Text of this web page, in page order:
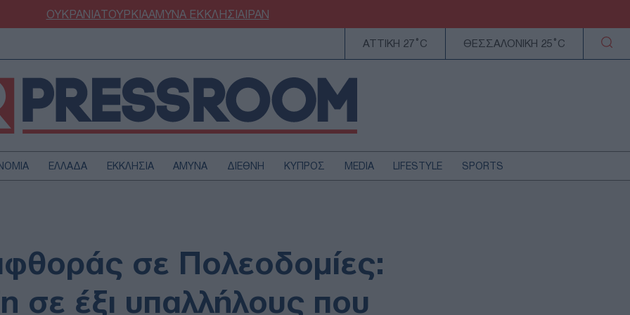
ΟΥΚΡΑΝΙΑΤΟΥΡΚΙΑΑΜΥΝΑΕΚΚΛΗΣΙΑΙΡΑΝ
ΑΤΤΙΚΗ 27°C ΘΕΣΣΑΛΟΝΙΚΗ 25°C
ΕΛΛΑΔΑ ΕΚΚΛΗΣΙΑ ΑΜΥΝΑ ΔΙΕΘΝΗ ΚΥΠΡΟΣ MEDIA LIFESTYLE SPORTS
ΥΓΕΙΑ
ΤΕΧΝΟΛΟΓΙΑ
ΑΡΘΡΟΓΡΑΦΙΑ
σε Πολεοδομίες:
σε έξι υπαλλήλους που